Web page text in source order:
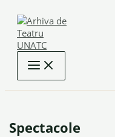
content
Spectacole